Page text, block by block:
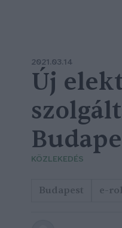
2021.03.14
Új
KÖZLEKEDÉS
Budapest e-